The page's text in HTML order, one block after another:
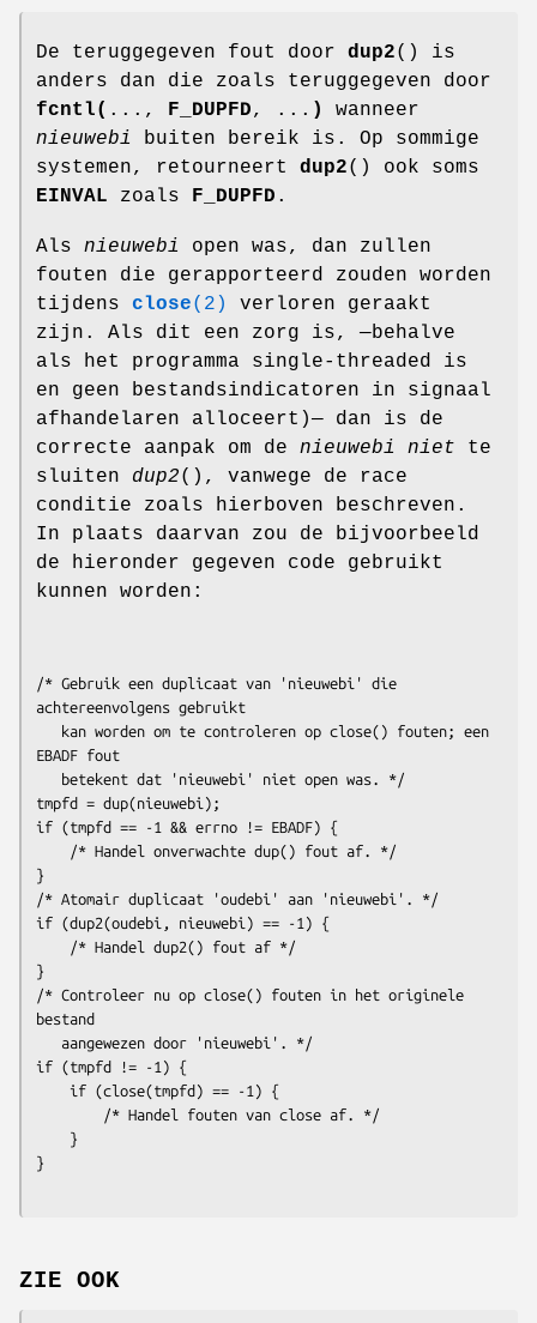
De teruggegeven fout door dup2() is
anders dan die zoals teruggegeven door
fcntl( ..., F_DUPFD, ... )
wanneer
nieuwebi
buiten bereik is. Op sommige
systemen, retourneert dup2() ook soms
EINVAL zoals F_DUPFD .
Als nieuwebi
open was, dan zullen
fouten die gerapporteerd zouden worden
tijdens close(2)
verloren geraakt
zijn. Als dit een zorg is, —behalve
als het programma single-threaded is
en geen bestandsindicatoren in signaal
afhandelaren alloceert)— dan is de
correcte aanpak om de nieuwebi niet te
sluiten dup2(), vanwege de race
conditie zoals hierboven beschreven.
In plaats daarvan zou de bijvoorbeeld
de hieronder gegeven code gebruikt
kunnen worden:
/* Gebruik een duplicaat van 'nieuwebi' die
achtereenvolgens gebruikt
EBADF fout
tmpfd = dup(nieuwebi);
if (tmpfd == -1 && errno != EBADF) {
}
/* Atomair duplicaat 'oudebi' aan 'nieuwebi'. */
if (dup2(oudebi, nieuwebi) == -1) {
}
/* Controleer nu op close() fouten in het originele
bestand
if (tmpfd != -1) {
ZIE OOK